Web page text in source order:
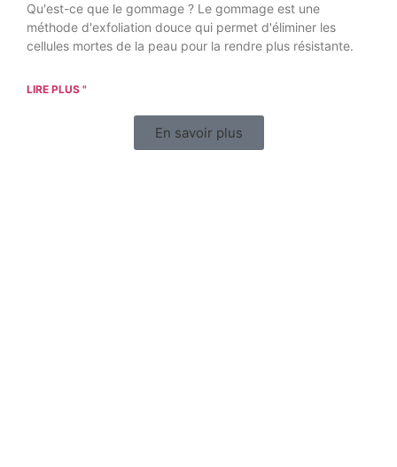
Qu'est-ce que le gommage ? Le gommage est une
méthode d'exfoliation douce qui permet d'éliminer les
cellules mortes de la peau pour la rendre plus résistante.
LIRE PLUS "
En savoir plus